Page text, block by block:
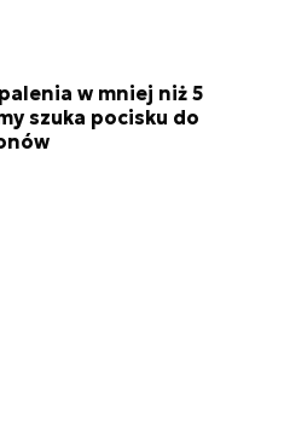
w mniej niż 5
szuka pocisku do